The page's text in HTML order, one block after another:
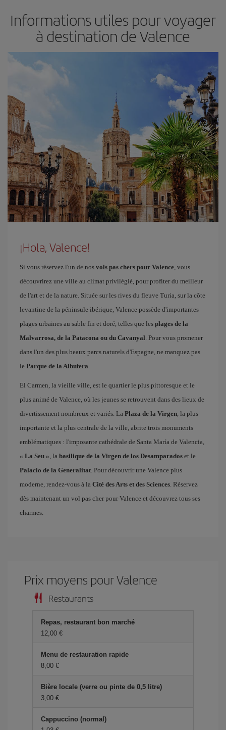
Informations utiles pour voyager
à destination de Valence
¡Hola, Valence!
Si vous réservez l'un de nos vols pas chers pour Valence, vous
découvrirez une ville au climat privilégié, pour profiter du meilleur
de l'art et de la nature. Située sur les rives du fleuve Turia, sur la côte
levantine de la péninsule ibérique, Valence possède d'importantes
plages urbaines au sable fin et doré, telles que les plages de la
Malvarrosa, de la Patacona ou du Cavanyal. Pour vous promener
dans l'un des plus beaux parcs naturels d'Espagne, ne manquez pas
le Parque de la Albufera.
El Carmen, la vieille ville, est le quartier le plus pittoresque et le
plus animé de Valence, où les jeunes se retrouvent dans des lieux de
divertissement nombreux et variés. La Plaza de la Virgen, la plus
importante et la plus centrale de la ville, abrite trois monuments
emblématiques : l'imposante cathédrale de Santa María de Valencia,
« La Seu », la basilique de la Virgen de los Desamparados et le
Palacio de la Generalitat. Pour découvrir une Valence plus
moderne, rendez-vous à la Cité des Arts et des Sciences. Réservez
dès maintenant un vol pas cher pour Valence et découvrez tous ses
charmes.
Prix ​​moyens pour Valence
Restaurants
Repas, restaurant bon marché
12,00 €
Menu de restauration rapide
8,00 €
Bière locale (verre ou pinte de 0,5 litre)
3,00 €
Cappuccino (normal)